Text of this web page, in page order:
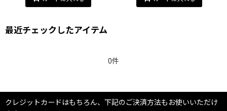
最近チェックしたアイテム
0件
クレジットカードはもちろん、下記のご決済方法もお使いいただけ